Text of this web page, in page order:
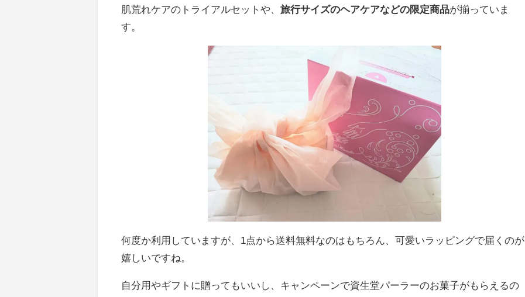
肌荒れケアのトライアルセットや、 旅行サイズのヘアケアなどの限定商品が揃っていま
す。
何度か利用していますが、1点から送料無料なのはもちろん、可愛いラッピングで届くのが
嬉しいですね。
自分用やギフトに贈ってもいいし、キャンペーンで資生堂パーラーのお菓子がもらえるの